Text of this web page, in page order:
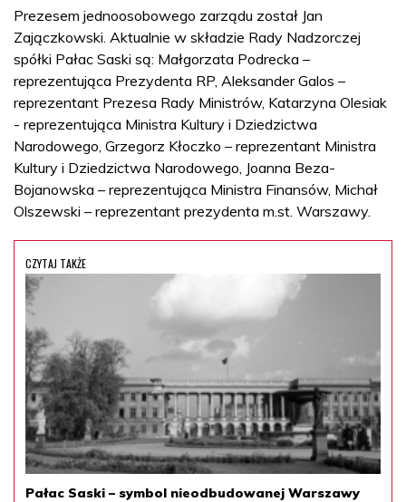
Prezesem jednoosobowego zarządu został Jan
Zajączkowski. Aktualnie w składzie Rady Nadzorczej
spółki Pałac Saski są: Małgorzata Podrecka –
reprezentująca Prezydenta RP, Aleksander Galos –
reprezentant Prezesa Rady Ministrów, Katarzyna Olesiak
- reprezentująca Ministra Kultury i Dziedzictwa
Narodowego, Grzegorz Kłoczko – reprezentant Ministra
Kultury i Dziedzictwa Narodowego, Joanna Beza-
Bojanowska – reprezentująca Ministra Finansów, Michał
Olszewski – reprezentant prezydenta m.st. Warszawy.
CZYTAJ TAKŻE
Pałac Saski – symbol nieodbudowanej Warszawy